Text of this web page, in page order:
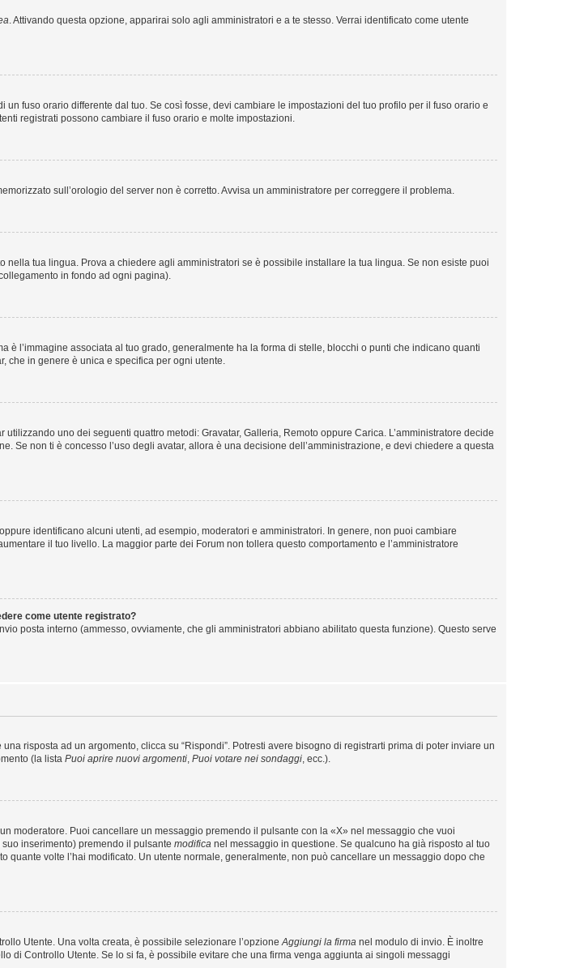
. Attivando questa opzione, apparirai solo agli amministratori e a te stesso. Verrai identificato come utente
fuso orario differente dal tuo. Se così fosse, devi cambiare le impostazioni del tuo profilo per il fuso orario e
registrati possono cambiare il fuso orario e molte impostazioni.
sull’orologio del server non è corretto. Avvisa un amministratore per correggere il problema.
tua lingua. Prova a chiedere agli amministratori se è possibile installare la tua lingua. Se non esiste puoi
in fondo ad ogni pagina).
l’immagine associata al tuo grado, generalmente ha la forma di stelle, blocchi o punti che indicano quanti
che in genere è unica e specifica per ogni utente.
uno dei seguenti quattro metodi: Gravatar, Galleria, Remoto oppure Carica. L’amministratore decide
Se non ti è concesso l’uso degli avatar, allora è una decisione dell’amministrazione, e devi chiedere a questa
identificano alcuni utenti, ad esempio, moderatori e amministratori. In genere, non puoi cambiare
il tuo livello. La maggior parte dei Forum non tollera questo comportamento e l’amministratore
come utente registrato?
posta interno (ammesso, ovviamente, che gli amministratori abbiano abilitato questa funzione). Questo serve
risposta ad un argomento, clicca su “Rispondi”. Potresti avere bisogno di registrarti prima di poter inviare un
(la lista Puoi aprire nuovi argomenti Puoi votare nei sondaggi , ecc.).
moderatore. Puoi cancellare un messaggio premendo il pulsante con la «X» nel messaggio che vuoi
inserimento) premendo il pulsante modifica nel messaggio in questione. Se qualcuno ha già risposto al tuo
volte l’hai modificato. Un utente normale, generalmente, non può cancellare un messaggio dopo che
Utente. Una volta creata, è possibile selezionare l’opzione Aggiungi la firma nel modulo di invio. È inoltre
di Controllo Utente. Se lo si fa, è possibile evitare che una firma venga aggiunta ai singoli messaggi